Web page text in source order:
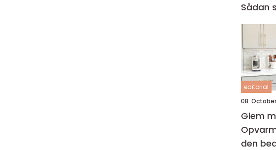
Sådan
editorial
08.
Glem
den